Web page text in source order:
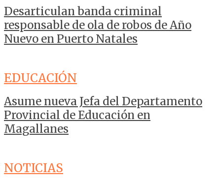
Desarticulan banda criminal
responsable de ola de robos de Año
Nuevo en Puerto Natales
EDUCACIÓN
Asume nueva Jefa del Departamento
Provincial de Educación en
Magallanes
NOTICIAS